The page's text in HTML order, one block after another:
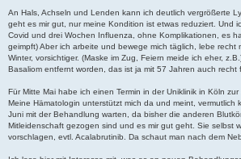
An Hals, Achseln und Lenden kann ich deutlich vergrößerte
geht es mir gut, nur meine Kondition ist etwas reduziert. Und
Covid und drei Wochen Influenza, ohne Komplikationen, es
geimpft) Aber ich arbeite und bewege mich täglich, lebe recht
Winter, vorsichtiger. (Maske im Zug, Feiern meide ich eher,
Basaliom entfernt worden, das ist ja mit 57 Jahren auch recht
Für Mitte Mai habe ich einen Termin in der Uniklinik in Köln zur
Meine Hämatologin unterstützt mich da und meint, vermutlich
Juni mit der Behandlung warten, da bisher die anderen
Mitleidenschaft gezogen sind und es mir gut geht. Sie selbst
vorschlagen, evtl. Acalabrutinib. Da schaut man nach dem